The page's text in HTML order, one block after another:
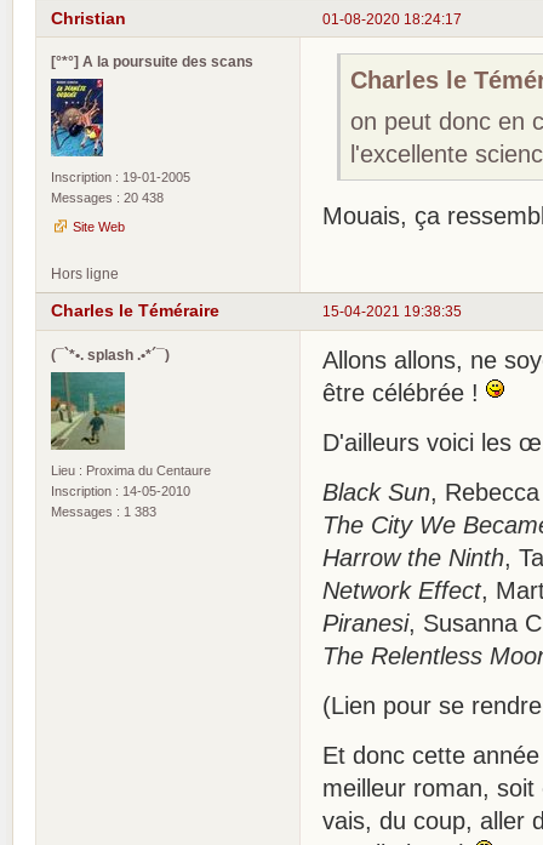
01-08-2020 18:24:17
Christian
[°*°] A la poursuite des scans
Inscription : 19-01-2005
Messages : 20 438
Site Web
Charles le
on peut donc en
l'excellente
Mouais, ça
Hors ligne
15-04-2021 19:38:35
Charles le Téméraire
(¯`*•. splash .•*´¯)
Lieu : Proxima du Centaure
Inscription : 14-05-2010
Messages : 1 383
Allons allons, ne
être célébrée !
D'ailleurs voici les
Black Sun,
The City We
Harrow the Ninth,
Network Effect,
Piranesi, Susanna
The Relentless
(Lien pour se
Et donc cette
meilleur roman,
vais, du coup, aller